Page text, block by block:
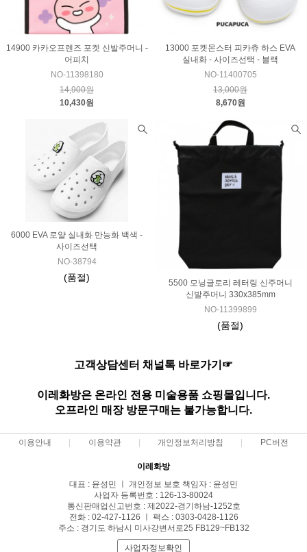
14900 카카오프렌즈 포켓 신발주머니 -
어피치
NO-11398180
14,900원
10,430원
13000 포켓몬스터 피카츄 하스 EVA
실내화 - 사이즈선택 - 블랙
NO-11400705
13,000원
8,670원
6000 EVA 로얄 실내화 만능화 백색 -
사이즈선택
NO-38794
(품절)
5500 모닝글로리 레터링 신주머니
신발주머니 330x385mm
NO-11399899
(품절)
고객상담센터 채널톡 바로가기☞
이레화방은 온라인 전용 미술용품 쇼핑몰입니다.
오프라인 매장 방문구매는 불가능합니다.
이용안내 이용약관 개인정보처리방침 PC버전
이레화방
대표 : 윤성민 ㅣ 개인정보 보호 책임자 : 윤성민
사업자 등록번호 : 126-13-80024
통신판매업신고번호 : 제2022-경기하남-1252호
전화 : 02-427-1126 ㅣ 팩스 : 0303-0428-1126
주소 : 경기도 하남시 미사강변서로25 FB129~FB132
사업자정보확인